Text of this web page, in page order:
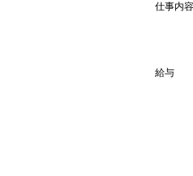
仕事内容
給与